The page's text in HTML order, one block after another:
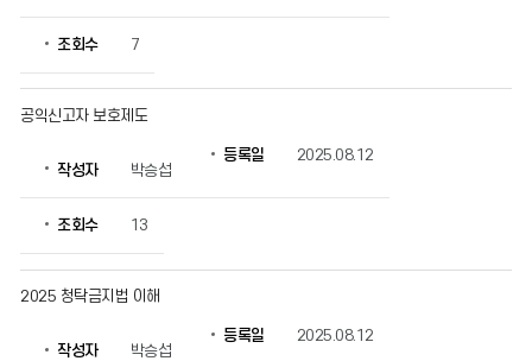
법
시
물
성
등
조회수 7
공익신고자 보호제도
작성자 박승섭
등록일 2025.08.12
조회수 13
2025 청탁금지법 이해
작성자 박승섭
등록일 2025.08.12